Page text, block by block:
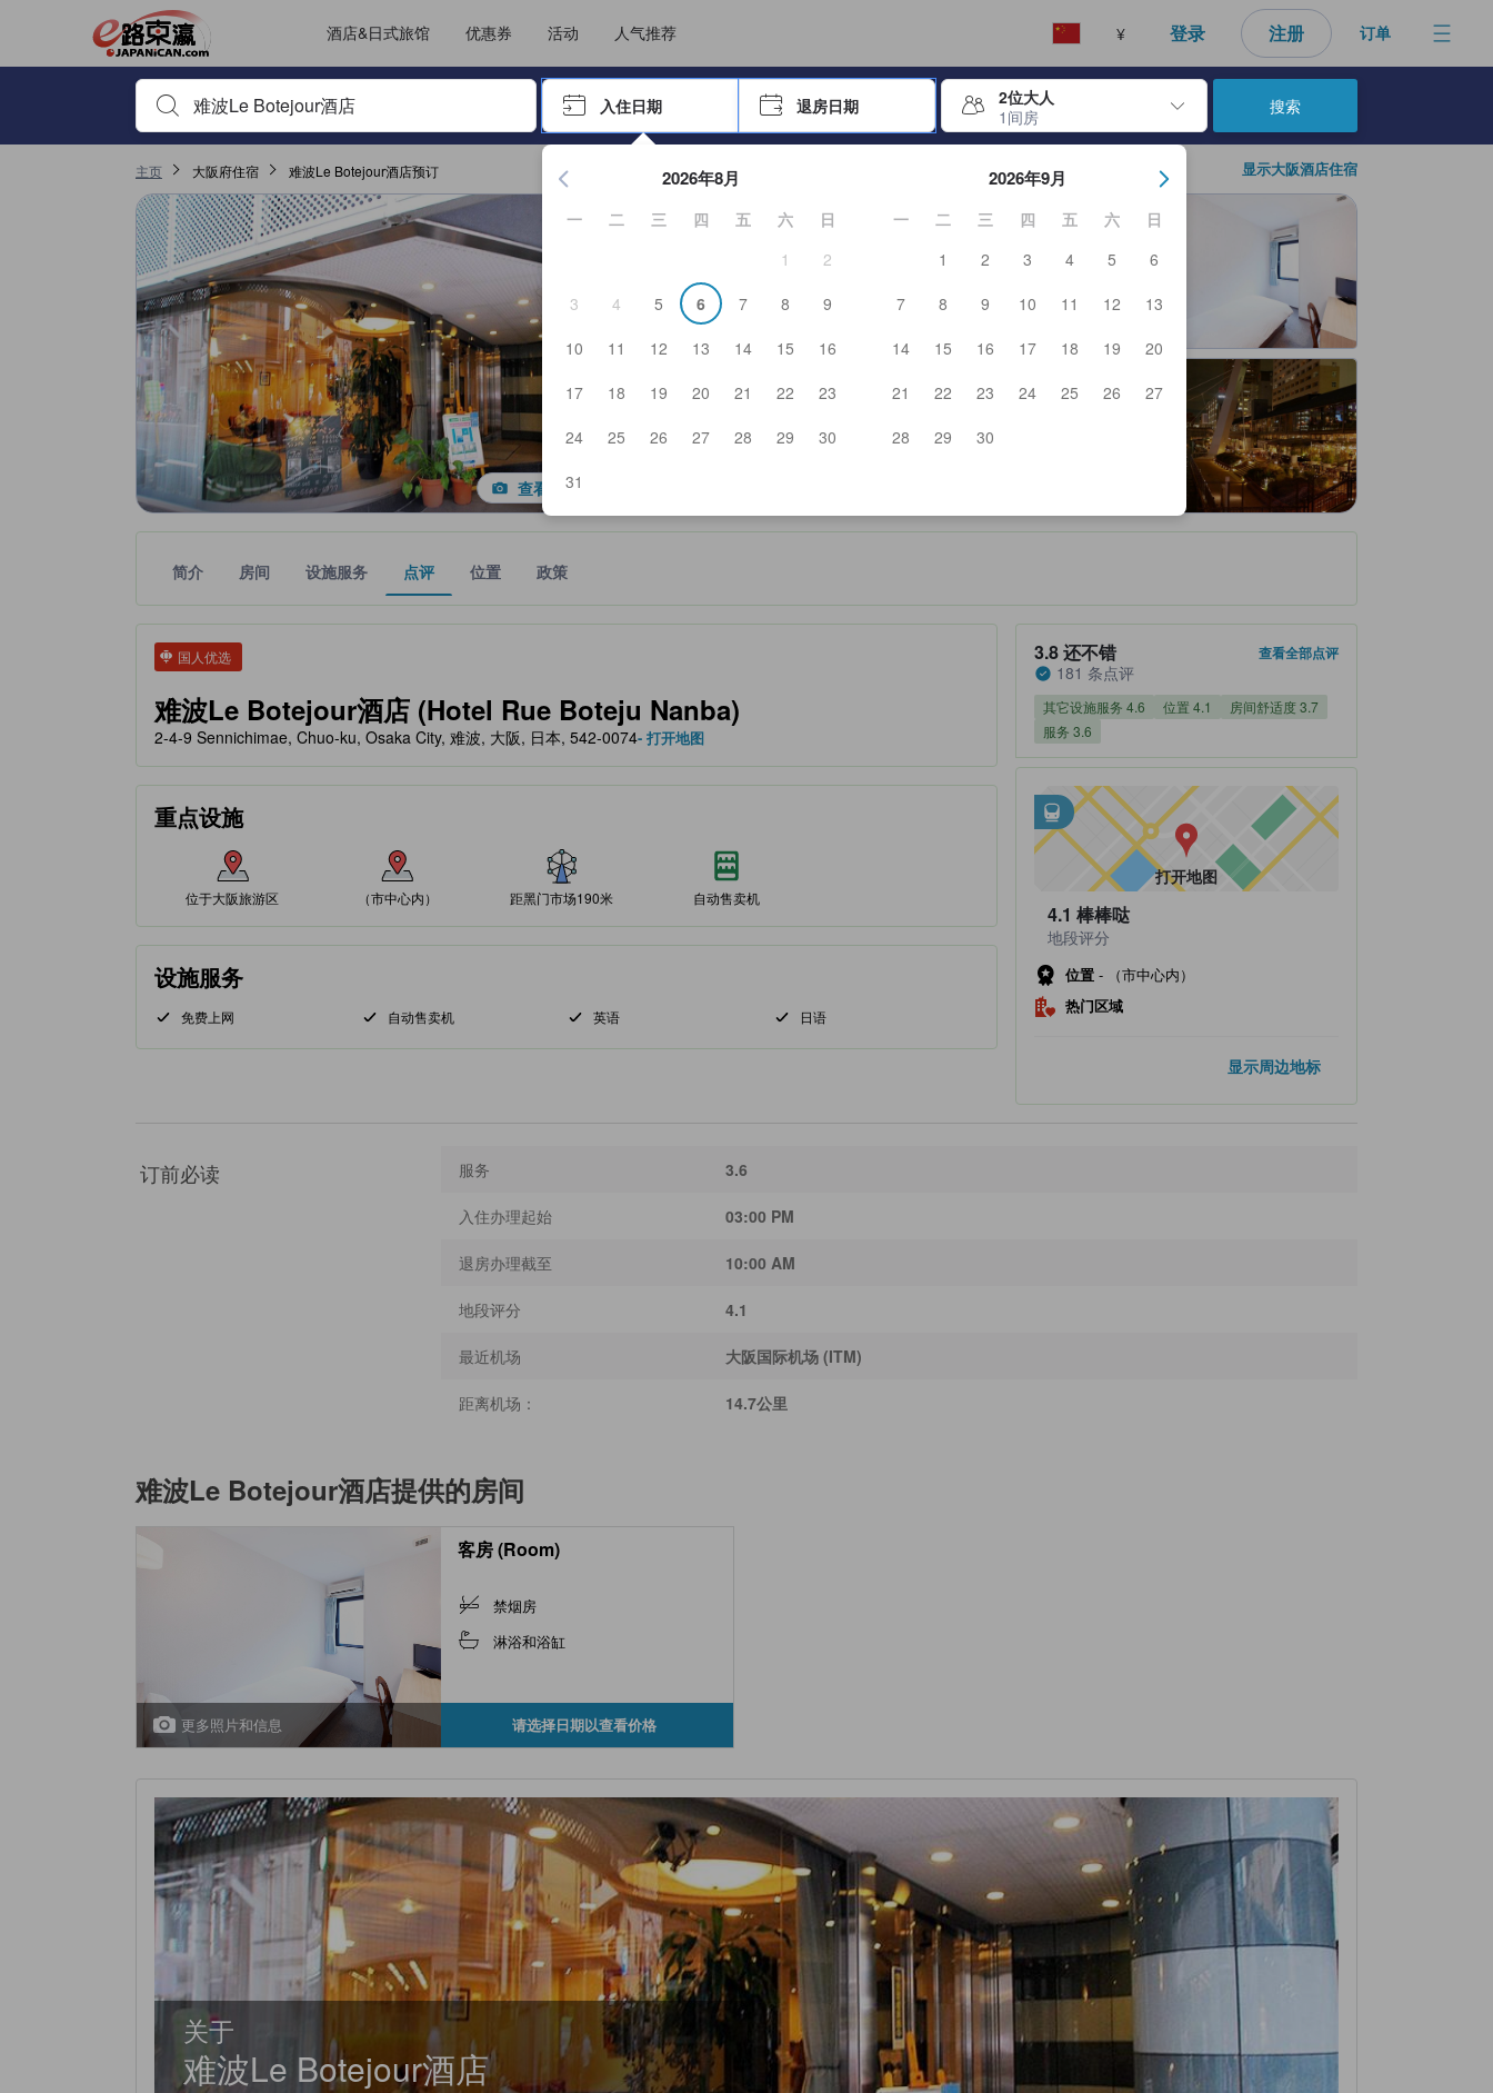
酒店&日式旅馆 优惠券 活动 人气推荐 ¥ 登录 注册 订单
输入住宿名或关键词以搜索，使用箭头或 tab 键以移动，点击 Enter 键以选择
入住日期 退房日期
2位大人
1间房
按 Enter 键开始浏览日期选择器。使用箭头键浏览入住和退房日期。使用 Enter 键选择日期后，入住日期将被选择。重复相同操作以选择
2026年8月
一 二 三 四 五 六
日
1
2
3
4 5 6 7 8
9
10
11 12 13 14 15
16
17
18 19 20 21 22
23
24
25 26 27 28 29
30
31
2026年9月
一 二 三 四 五 六
日
1
2 3 4 5
6
7
8 9 10 11 12
13
14
15 16 17 18 19
20
21
22 23 24 25 26
27
28
29 30
搜索
主页 大阪府住宿 难波Le Botejour酒店预订 显示大阪酒店住宿
查看全部图片
简介 房间 设施服务 点评 位置 政策
国人优选
tooltip
难波Le Botejour酒店 (Hotel Rue Boteju Nanba)
tooltip
金色星星表示的等级信息由合作第三方平台提供，仅作为住宿舒适度、设施服务等方面的水平参考。
2-4-9 Sennichimae, Chuo-ku, Osaka City, 难波, 大阪, 日本, 542-0074- 打开地图
重点设施
位于大阪旅游区 （市中心内） 距黑门市场190米 自动售卖机
设施服务
免费上网 自动售卖机 英语 日语
住客评分 3.8，满分 5 还不错 181 条点评
3.8还不错
181 条点评
查看全部点评
其它设施服务 4.6 位置 4.1
房间舒适度 3.7
服务 3.6
tooltip
邻近交通
• 距Kintetsu-Nippombashi Station不到0.15公里
• 距地下铁-日本桥站不到0.16公里
打开地图
4.1 棒棒哒
地段评分
位置 -
（市中心内）
热门区域
显示周边地标
订前必读 服务 3.6
入住办理起始 03:00 PM
退房办理截至 10:00 AM
地段评分 4.1
最近机场 大阪国际机场 (ITM)
距离机场： 14.7公里
难波Le Botejour酒店提供的房间
更多照片和信息
客房 (Room)
禁烟房
淋浴和浴缸
请选择日期以查看价格
关于
难波Le Botejour酒店
JAPANiCAN上的点评均来自于真实用户，个人评价在完成预订和入住后才能顺利提交，从而确保了点评的真实性及可靠性，也有助于用户作出更好的预订选择。
其它设施服务评分 4.6，满分 5，是大阪的高分
位置评分 4.1，满分 5，是大阪的高分
房间舒适度评分 3.7，满分 5，是大阪的高分
服务评分 3.6，满分 5，是大阪的高分